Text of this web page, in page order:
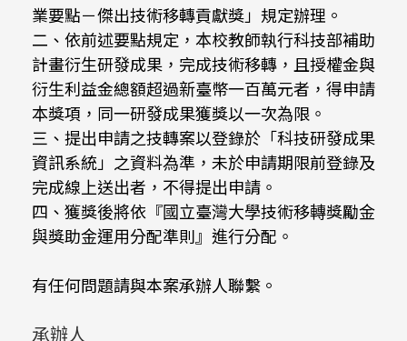
業要點－傑出技術移轉貢獻獎」規定辦理。
二、依前述要點規定，本校教師執行科技部補助
計畫衍生研發成果，完成技術移轉，且授權金與
衍生利益金總額超過新臺幣一百萬元者，得申請
本獎項，同一研發成果獲獎以一次為限。
三、提出申請之技轉案以登錄於「科技研發成果
資訊系統」之資料為準，未於申請期限前登錄及
完成線上送出者，不得提出申請。
四、獲獎後將依『國立臺灣大學技術移轉獎勵金
與獎助金運用分配準則』進行分配。
有任何問題請與本案承辦人聯繫。
承辦人